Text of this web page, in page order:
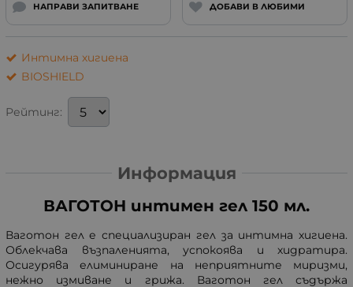
НАПРАВИ ЗАПИТВАНЕ ДОБАВИ В ЛЮБИМИ
Интимна хигиена
BIOSHIELD
Рейтинг:
Информация
ВАГОТОН интимен гел 150 мл.
Ваготон гел е специализиран гел за интимна хигиена.
Облекчава възпаленията, успокоява и хидратира.
Осигурява елиминиране на неприятните миризми,
нежно измиване и грижа. Ваготон гел съдържа